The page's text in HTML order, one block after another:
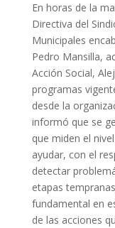
En horas de la
Directiva del
Municipales
Pedro Mansilla,
Acción Social,
programas
desde la
informó que se
que miden el
ayudar, con el
detectar
etapas
fundamental en
de las acciones